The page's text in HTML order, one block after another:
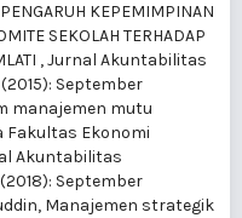
PENGARUH KEPEMIMPINAN
SEKOLAH TERHADAP
,Jurnal Akuntabilitas
September
manajemen mutu
Fakultas Ekonomi
Akuntabilitas
September
Manajemen strategik